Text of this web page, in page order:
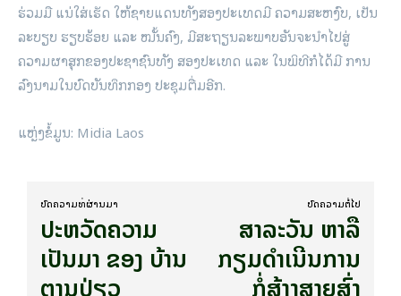
ຮ່ວມມື ແນ່ໃສ່ເຮັດ ໃຫ້ຊາຍແດນທັງສອງປະເທດມີ ຄວາມສະຫງົບ, ເປັນ
ລະບຽບ ຮຽບຮ້ອຍ ແລະ ໝັ້ນຄົງ, ມີສະຖຽນລະພາບອັນຈະນຳໄປສູ່
ຄວາມຜາສຸກຂອງປະຊາຊົນທັງ ສອງປະເທດ ແລະ ໃນພິທີກໍໄດ້ມີ ການ
ລົງນາມໃນບົດບັນທຶກກອງ ປະຊຸມຕື່ມອີກ.
ແຫຼ່ງຂໍ້ມູນ: Midia Laos
ບົດ​ຄວາມ​ທີ່​ຜ່ານ​ມາ
ປະຫວັດຄວາມ
ເປັນມາ ຂອງ ບ້ານ
ບົດ​ຄວາມ​ຕໍ່​ໄປ
ສາລະວັນ ຫາລື
ກຽມດໍາເນີນການ